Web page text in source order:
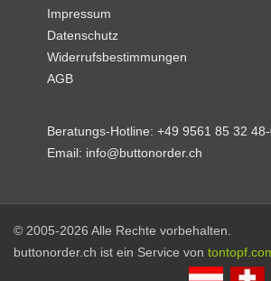
Impressum
Datenschutz
Widerrufsbestimmungen
AGB
Beratungs-Hotline:+49 9561 85 32
Email: info@buttonorder.ch
© 2005-2026 Alle Rechte vorbehalten.
buttonorder.ch ist ein Service von